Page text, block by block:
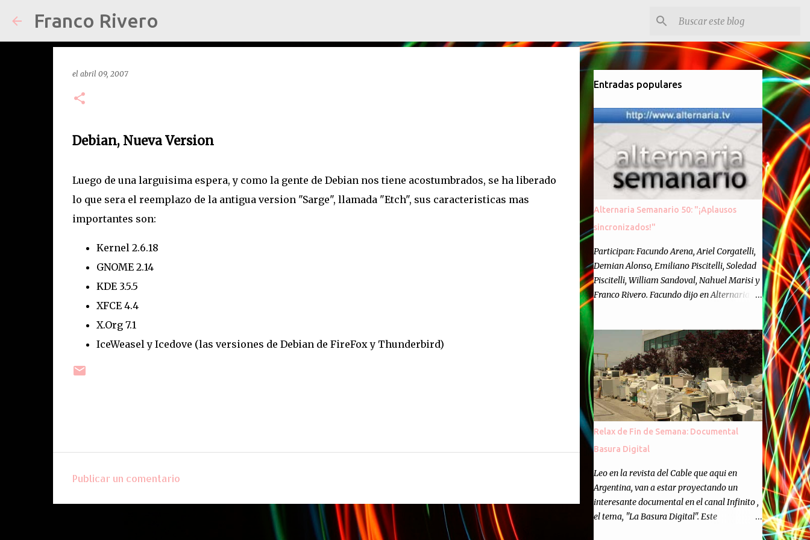
Franco Rivero
el abril 09, 2007
Debian, Nueva Version
Luego de una larguisima espera, y como la gente de Debian nos tiene acostumbrados, se ha liberado
lo que sera el reemplazo de la antigua version "Sarge", llamada "Etch", sus caracteristicas mas
importantes son:
Kernel 2.6.18
GNOME 2.14
KDE 3.5.5
XFCE 4.4
X.Org 7.1
IceWeasel y Icedove (las versiones de Debian de FireFox y Thunderbird)
o
Publicar un comentario
Entradas populares
Alternaria Semanario 50: "¡Aplausos
sincronizados!"
Participan: Facundo Arena, Ariel Corgatelli,
Demian Alonso, Emiliano Piscitelli, Soledad
Piscitelli, William Sandoval, Nahuel Marisi y
Franco Rivero. Facundo dijo en Alternaria :
episodios de Alternaria Semanario.
Cincuenta ocasiones para ponernos en
contacto con ustedes y contarles las noticias
de tecnología más importantes, desde
nuestra propia óptica: un punto de vista
independiente e informal.Para festejarlo, se
nos ocurrió que estemos todos juntos; y
cuando digo "todos" me refiero a toda la
gente que alguna vez participó en el
semanario como panelista, y a ustedes. Por
eso se nos ocurrió la idea de emitir video en
vivo. La tarea no fué facil, hubo que
coordinar horarios, preparar el estudio,
configurar muchos programejos y hacer
Relax de Fin de Semana: Documental
Basura Digital
Leo en la revista del Cable que aqui en
Argentina, van a estar proyectando un
interesante documental en el canal Infinito ,
el tema, "La Basura Digital". Este